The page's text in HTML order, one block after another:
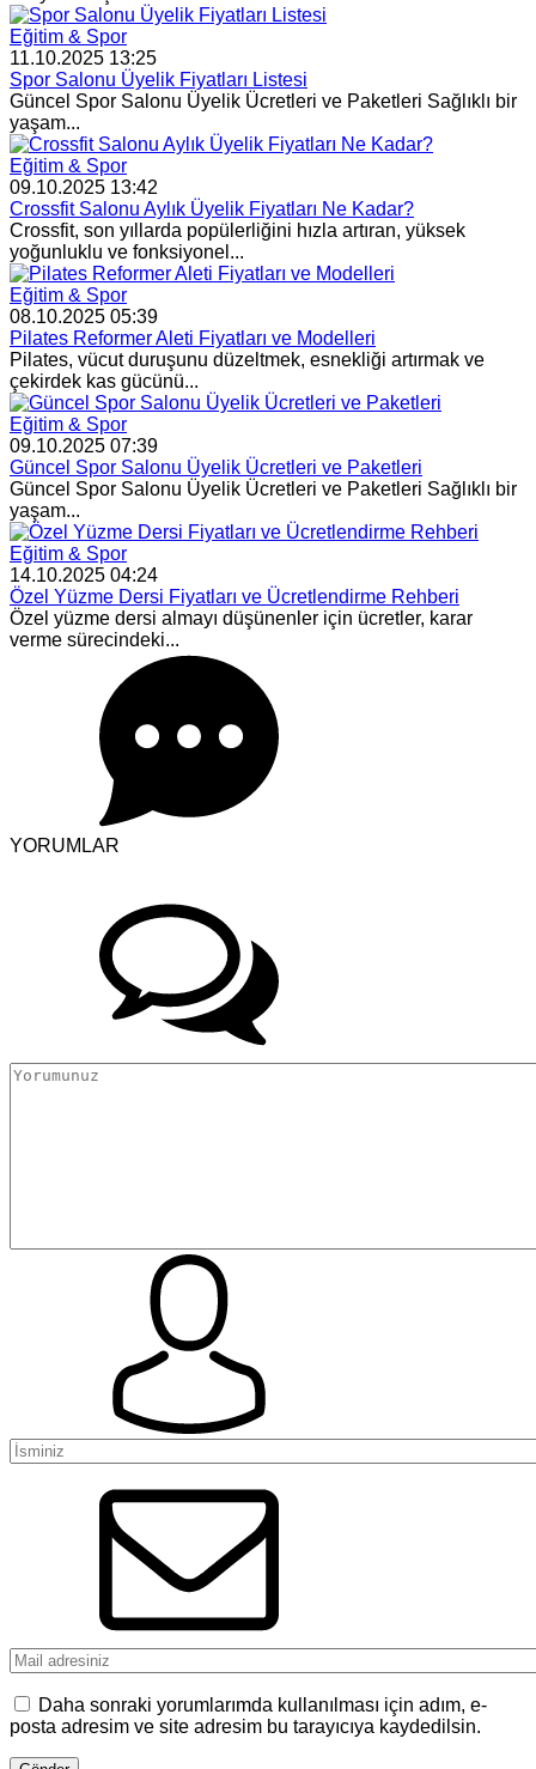
Eğitim & Spor
11.10.2025 13:25
Spor Salonu Üyelik Fiyatları Listesi
Güncel Spor Salonu Üyelik Ücretleri ve Paketleri Sağlıklı bir
yaşam...
Eğitim & Spor
09.10.2025 13:42
Crossfit Salonu Aylık Üyelik Fiyatları Ne Kadar?
Crossfit, son yıllarda popülerliğini hızla artıran, yüksek
yoğunluklu ve fonksiyonel...
Eğitim & Spor
08.10.2025 05:39
Pilates Reformer Aleti Fiyatları ve Modelleri
Pilates, vücut duruşunu düzeltmek, esnekliği artırmak ve
çekirdek kas gücünü...
Eğitim & Spor
09.10.2025 07:39
Güncel Spor Salonu Üyelik Ücretleri ve Paketleri
Güncel Spor Salonu Üyelik Ücretleri ve Paketleri Sağlıklı bir
yaşam...
Eğitim & Spor
14.10.2025 04:24
Özel Yüzme Dersi Fiyatları ve Ücretlendirme Rehberi
Özel yüzme dersi almayı düşünenler için ücretler, karar
verme sürecindeki...
YORUMLAR
Daha sonraki yorumlarımda kullanılması için adım, e-
posta adresim ve site adresim bu tarayıcıya kaydedilsin.